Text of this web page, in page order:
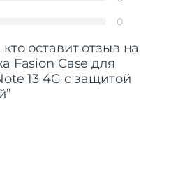
0
оставит отзыв на
Fasion Case для
13 4G с защитой